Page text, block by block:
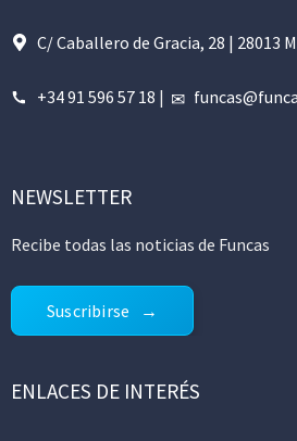
C/ Caballero de Gracia, 28 | 28013
+34 91 596 57 18 |
NEWSLETTER
Recibe todas las noticias de Funcas
Suscribirse
ENLACES DE INTERÉS